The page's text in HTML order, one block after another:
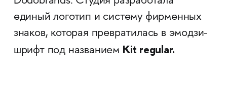
единый логотип и систему фирменных
знаков, которая превратилась в эмодзи-
шрифт под названием Kit regular.